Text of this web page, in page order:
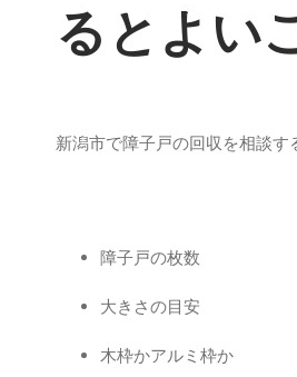
るとよい
新潟市で障子戸の回収を相談す
障子戸の枚数
大きさの目安
木枠かアルミ枠か